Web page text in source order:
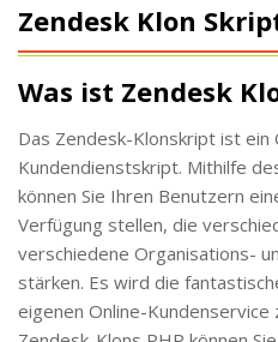
Zendesk Klon
Was ist Zendesk
Das Zendesk-Klonskript ist ein
Kundendienstskript. Mithilfe
können Sie Ihren Benutzern
Verfügung stellen, die
verschiedene Organisations-
stärken. Es wird die
eigenen Online-